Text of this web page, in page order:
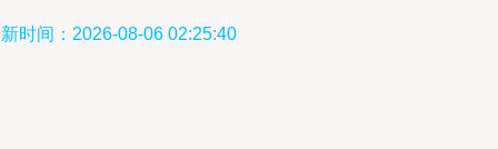
时间：2026-08-06 02:25:40